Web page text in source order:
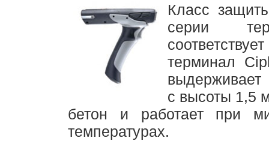
Класс
серии
терминал
с высоты 1,5
бетон и работает при
температурах.